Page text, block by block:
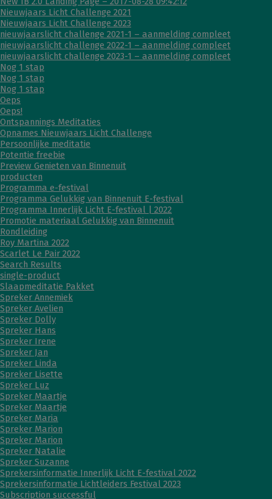
Nieuwjaars Licht Challenge 2021
Nieuwjaars Licht Challenge 2023
nieuwjaarslicht challenge 2021-1 – aanmelding compleet
nieuwjaarslicht challenge 2022-1 – aanmelding compleet
nieuwjaarslicht challenge 2023-1 – aanmelding compleet
Nog 1 stap
Nog 1 stap
Nog 1 stap
Oeps
Oeps!
Ontspannings Meditaties
Opnames Nieuwjaars Licht Challenge
Persoonlijke meditatie
Potentie freebie
Preview Genieten van Binnenuit
producten
Programma e-festival
Programma Gelukkig van Binnenuit E-festival
Programma Innerlijk Licht E-festival | 2022
Promotie materiaal Gelukkig van Binnenuit
Rondleiding
Roy Martina 2022
Scarlet Le Pair 2022
Search Results
single-product
Slaapmeditatie Pakket
Spreker Annemiek
Spreker Avelien
Spreker Dolly
Spreker Hans
Spreker Irene
Spreker Jan
Spreker Linda
Spreker Lisette
Spreker Luz
Spreker Maartje
Spreker Maartje
Spreker Maria
Spreker Marion
Spreker Marion
Spreker Natalie
Spreker Suzanne
Sprekersinformatie Innerlijk Licht E-festival 2022
Sprekersinformatie Lichtleiders Festival 2023
Subscription successful